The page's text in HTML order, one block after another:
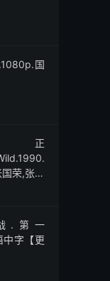
国
荣,张曼
友】
.第一
字【更